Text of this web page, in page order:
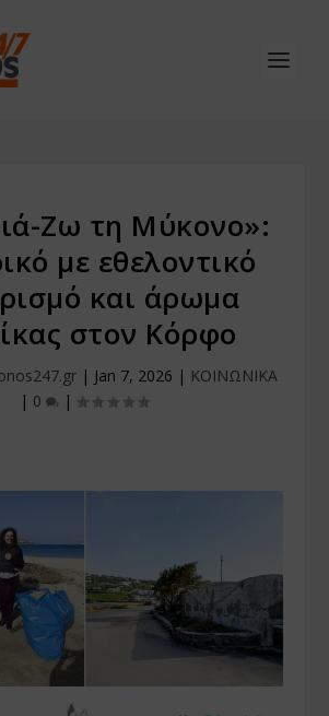
Ζω τη Μύκονο»:
με εθελοντικό
και άρωμα
στον Κόρφο
| Jan 7, 2026 | ΚΟΙΝΩΝΙΚΑ
| 0 |